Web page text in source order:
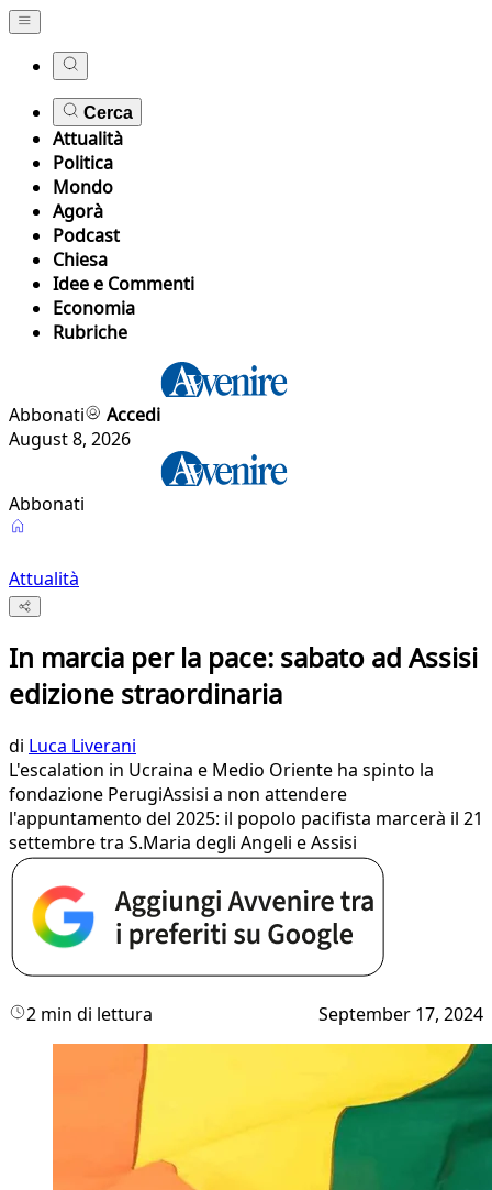
Cerca
Attualità
Politica
Mondo
Agorà
Podcast
Chiesa
Idee e Commenti
Economia
Rubriche
Abbonati
Accedi
August 8, 2026
Abbonati
Attualità
In marcia per la pace: sabato ad Assisi
edizione straordinaria
di Luca Liverani
L'escalation in Ucraina e Medio Oriente ha spinto la
fondazione PerugiAssisi a non attendere
l'appuntamento del 2025: il popolo pacifista marcerà il 21
settembre tra S.Maria degli Angeli e Assisi
2 min di lettura September 17, 2024